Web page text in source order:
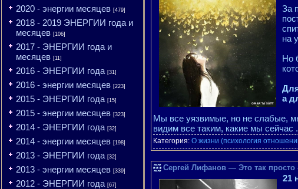
2020 - энергии месяцев [479]
2018 - 2019 ЭНЕРГИИ года и
месяцев [106]
2017 - ЭНЕРГИИ года и
месяцев [11]
2016 - ЭНЕРГИИ года [31]
2016 - энергии месяцев [223]
2015 - ЭНЕРГИИ года [15]
2015 - энергии месяцев [323]
2014 - ЭНЕРГИИ года [32]
2014 - энергии месяцев [198]
2013 - ЭНЕРГИИ года [32]
2013 - энергии месяцев [339]
2012 - ЭНЕРГИИ года [67]
За
на
Но
а
Мы все уязвимые, но не слабые,
видим все таким, какие мы сейчас
Категория: О жизни (психология
Сергей Лифанов — Это так
21